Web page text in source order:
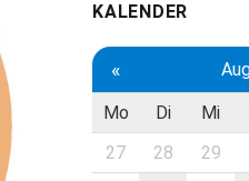
KALENDER
«
Mo Di Mi
27
28 29